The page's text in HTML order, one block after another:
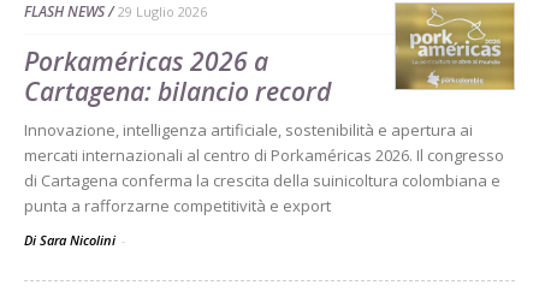
FLASH NEWS 29 Luglio 2026
Porkaméricas 2026 a
Cartagena: bilancio record
Innovazione, intelligenza artificiale, sostenibilità e apertura ai
mercati internazionali al centro di Porkaméricas 2026. Il congresso
di Cartagena conferma la crescita della suinicoltura colombiana e
punta a rafforzarne competitività e export
Di Sara Nicolini -